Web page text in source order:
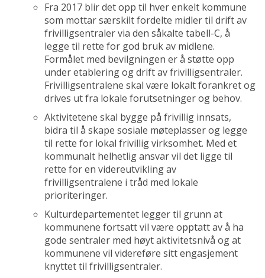
Fra 2017 blir det opp til hver enkelt kommune
som mottar særskilt fordelte midler til drift av
frivilligsentraler via den såkalte tabell-C, å
legge til rette for god bruk av midlene.
Formålet med bevilgningen er å støtte opp
under etablering og drift av frivilligsentraler.
Frivilligsentralene skal være lokalt forankret og
drives ut fra lokale forutsetninger og behov.
Aktivitetene skal bygge på frivillig innsats,
bidra til å skape sosiale møteplasser og legge
til rette for lokal frivillig virksomhet. Med et
kommunalt helhetlig ansvar vil det ligge til
rette for en videreutvikling av
frivilligsentralene i tråd med lokale
prioriteringer.
Kulturdepartementet legger til grunn at
kommunene fortsatt vil være opptatt av å ha
gode sentraler med høyt aktivitetsnivå og at
kommunene vil videreføre sitt engasjement
knyttet til frivilligsentraler.